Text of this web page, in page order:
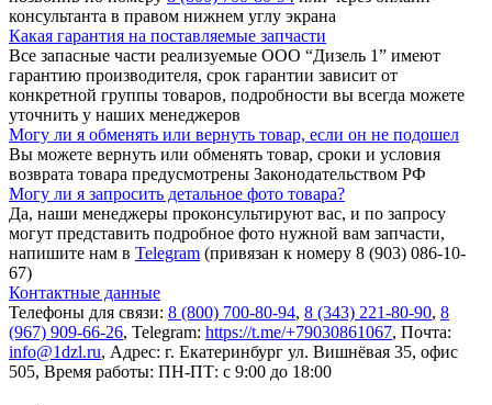
консультанта в правом нижнем углу экрана
Какая гарантия на поставляемые запчасти
Все запасные части реализуемые ООО “Дизель 1” имеют
гарантию производителя, срок гарантии зависит от
конкретной группы товаров, подробности вы всегда можете
уточнить у наших менеджеров
Могу ли я обменять или вернуть товар, если он не подошел
Вы можете вернуть или обменять товар, сроки и условия
возврата товара предусмотрены Законодательством РФ
Могу ли я запросить детальное фото товара?
Да, наши менеджеры проконсультируют вас, и по запросу
могут представить подробное фото нужной вам запчасти,
напишите нам в Telegram (привязан к номеру 8 (903) 086-10-
67)
Контактные данные
Телефоны для связи: 8 (800) 700-80-94, 8 (343) 221-80-90, 8
(967) 909-66-26, Telegram: https://t.me/+79030861067, Почта:
info@1dzl.ru, Адрес: г. Екатеринбург ул. Вишнёвая 35, офис
505, Время работы: ПН-ПТ: с 9:00 до 18:00